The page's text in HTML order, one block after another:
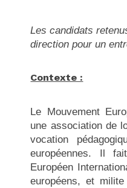
Les candidats
direction pour un
Contexte :
Le Mouvement
une association de
vocation
européennes. Il
Européen
européens, et